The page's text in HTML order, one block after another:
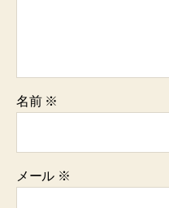
名前 ※
メール ※